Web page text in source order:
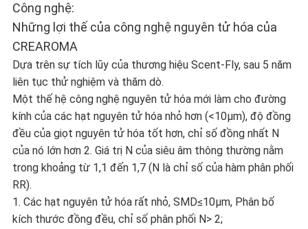
Công nghệ:
Những lợi thế của công nghệ nguyên tử hóa của
CREAROMA
Dựa trên sự tích lũy của thương hiệu Scent-Fly, sau 5 năm
liên tục thử nghiệm và thăm dò.
Một thế hệ công nghệ nguyên tử hóa mới làm cho đường
kính của các hạt nguyên tử hóa nhỏ hơn (<10μm), độ đồng
đều của giọt nguyên tử hóa tốt hơn, chỉ số đồng nhất N
của nó lớn hơn 2. Giá trị N của siêu âm thông thường nằm
trong khoảng từ 1,1 đến 1,7 (N là chỉ số của hàm phân phối
RR).
1. Các hạt nguyên tử hóa rất nhỏ, SMD≤10μm, Phân bố
kích thước đồng đều, chỉ số phân phối N> 2;